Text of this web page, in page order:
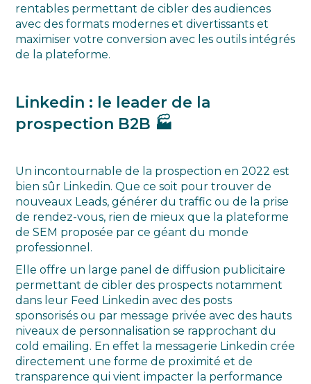
rentables permettant de cibler des audiences
avec des formats modernes et divertissants et
maximiser votre conversion avec les outils intégrés
de la plateforme.
Linkedin : le leader de la
prospection B2B 🏭
Un incontournable de la prospection en 2022 est
bien sûr Linkedin. Que ce soit pour trouver de
nouveaux Leads, générer du traffic ou de la prise
de rendez-vous, rien de mieux que la plateforme
de SEM proposée par ce géant du monde
professionnel.
Elle offre un large panel de diffusion publicitaire
permettant de cibler des prospects notamment
dans leur Feed Linkedin avec des posts
sponsorisés ou par message privée avec des hauts
niveaux de personnalisation se rapprochant du
cold emailing. En effet la messagerie Linkedin crée
directement une forme de proximité et de
transparence qui vient impacter la performance